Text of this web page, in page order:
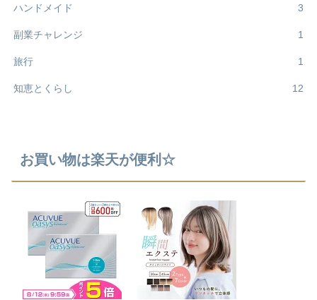
ハンドメイド 3
副業チャレンジ 1
旅行 1
知恵とくらし 12
お買い物は楽天が便利☆